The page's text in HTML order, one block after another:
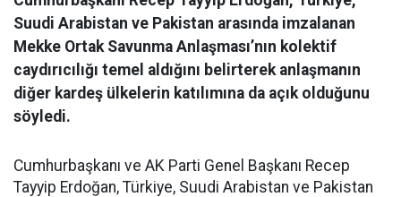
Suudi Arabistan ve Pakistan arasında imzalanan
Mekke Ortak Savunma Anlaşması’nın kolektif
caydırıcılığı temel aldığını belirterek anlaşmanın
diğer kardeş ülkelerin katılımına da açık olduğunu
söyledi.
Cumhurbaşkanı ve AK Parti Genel Başkanı Recep
Tayyip Erdoğan, Türkiye, Suudi Arabistan ve Pakistan